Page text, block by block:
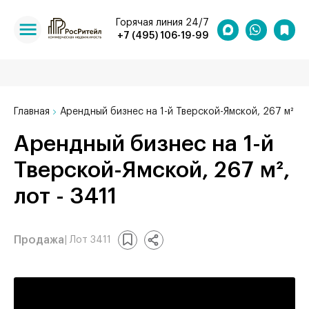
+7 (495) 106-19-99
Горячая линия 24/7
Главная Арендный бизнес на 1-й Тверской-Ямской, 267 м²
Арендный бизнес на 1-й
Тверской-Ямской, 267 м²,
лот - 3411
Продажа | Лот 3411